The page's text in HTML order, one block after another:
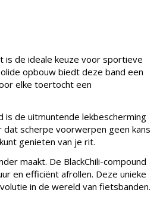
is de ideale keuze voor sportieve
opbouw biedt deze band een
elke toertocht een
is de uitmuntende lekbescherming
scherpe voorwerpen geen kans
genieten van je rit.
maakt. De BlackChili-compound
en efficiënt afrollen. Deze unieke
in de wereld van fietsbanden.